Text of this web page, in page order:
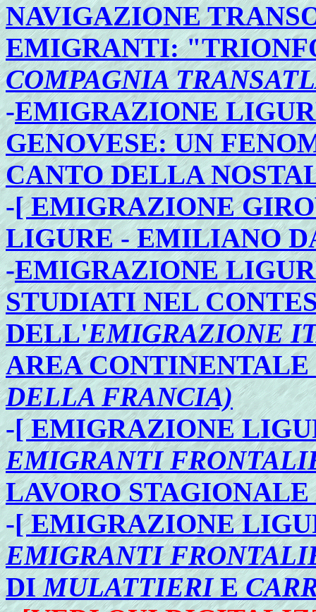
NAVIGAZIONE
EMIGRANTI:
COMPAGNIA
-EMIGRAZIONE
GENOVESE: UN
CANTO DELLA
-[ EMIGRAZIONE
LIGURE - EMILIANO
-EMIGRAZIONE
STUDIATI NEL
DELL'EMIGRAZIONE
AREA
DELLA FRANCIA)
-[ EMIGRAZIONE
EMIGRANTI
LAVORO
-[ EMIGRAZIONE
EMIGRANTI
DIMULATTIERIE